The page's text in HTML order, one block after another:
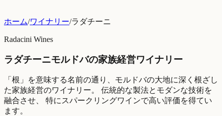
ホーム/ワイナリー/ラダチーニ
Radacini Wines
ラダチーニモルドバの家族経営ワイナリー
「根」を意味する名前の通り、モルドバの大地に深く根ざし
た家族経営のワイナリー。 伝統的な製法とモダンな技術を
融合させ、 特にスパークリングワインで高い評価を得てい
ます。